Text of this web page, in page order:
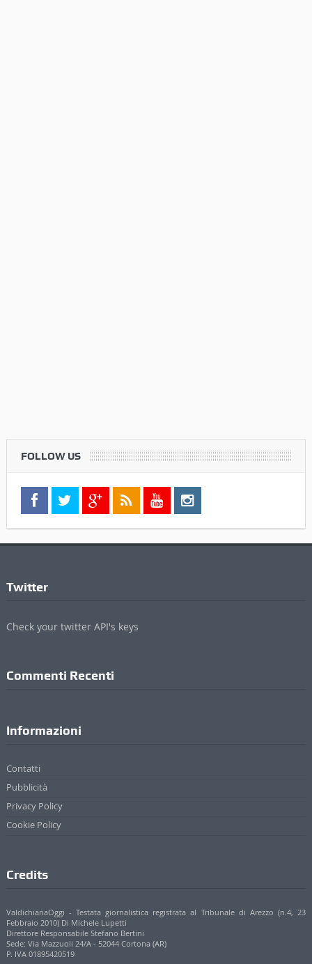
FOLLOW US
Twitter
Check your twitter API's keys
Commenti Recenti
Informazioni
Contatti
Pubblicità
Privacy Policy
Cookie Policy
Credits
ValdichianaOggi - Testata giornalistica registrata al Tribunale di Arezzo (n.4, 23
Febbraio 2010) Di Michele Lupetti
Direttore Responsabile Stefano Bertini
Sede: Via Mazzuoli 24/A - 52044 Cortona (AR)
P. IVA 01895420519